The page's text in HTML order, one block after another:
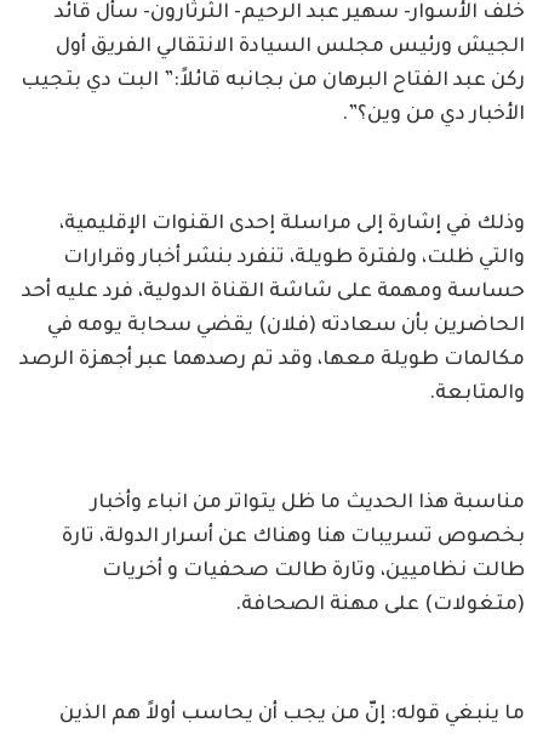
خلف الأسوار- سهير عبد الرحيم- الثرثارون- سأل قائد
الجيش ورئيس مجلس السيادة الانتقالي الفريق أول
ركن عبد الفتاح البرهان من بجانبه قائلاً:” البت دي بتجيب
الأخبار دي من وين؟”.
وذلك في إشارة إلى مراسلة إحدى القنوات الإقليمية،
والتي ظلت، ولفترة طويلة، تنفرد بنشر أخبار وقرارات
حساسة ومهمة على شاشة القناة الدولية، فرد عليه أحد
الحاضرين بأن سعادته (فلان) يقضي سحابة يومه في
مكالمات طويلة معها، وقد تم رصدهما عبر أجهزة الرصد
والمتابعة.
مناسبة هذا الحديث ما ظل يتواتر من انباء وأخبار
بخصوص تسريبات هنا وهناك عن أسرار الدولة، تارة
طالت نظاميين، وتارة طالت صحفيات و أخريات
(متغولات) على مهنة الصحافة.
ما ينبغي قوله: إنّ من يجب أن يحاسب أولاً هم الذين